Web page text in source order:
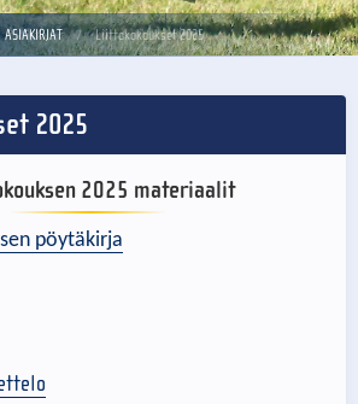
ASIAKIRJAT Liittokokoukset 2025
2025
2025 materiaalit
pöytäkirja